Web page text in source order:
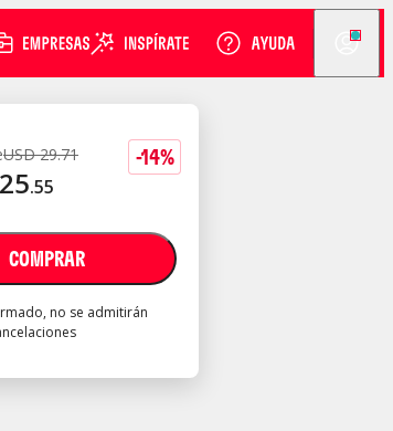
-14%
USD 29.71
25.55
COMPRAR
no se admitirán